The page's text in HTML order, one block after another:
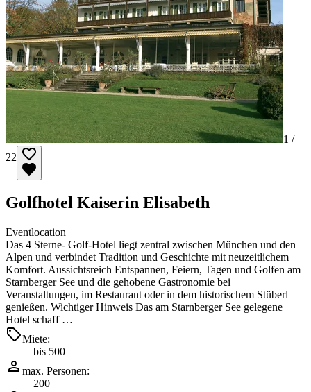
1 /
22
Golfhotel Kaiserin Elisabeth
Eventlocation
Das 4 Sterne- Golf-Hotel liegt zentral zwischen München und den
Alpen und verbindet Tradition und Geschichte mit neuzeitlichem
Komfort. Aussichtsreich Entspannen, Feiern, Tagen und Golfen am
Starnberger See und die gehobene Gastronomie bei
Veranstaltungen, im Restaurant oder in dem historischem Stüberl
genießen. Wichtiger Hinweis Das am Starnberger See gelegene
Hotel schaff …
Miete:
bis 500
max. Personen:
200